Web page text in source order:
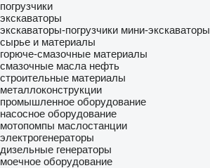
погрузчики
экскаваторы
экскаваторы-погрузчики мини-экскаваторы
сырье и материалы
горюче-смазочные материалы
смазочные масла нефть
строительные материалы
металлоконструкции
промышленное оборудование
насосное оборудование
мотопомпы маслостанции
электрогенераторы
дизельные генераторы
моечное оборудование